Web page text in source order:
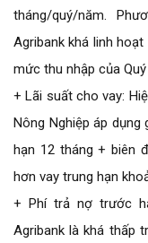
tháng/quý/năm.
Agribank khá linh
mức thu nhập của
+ Lãi suất cho vay:
Nông Nghiệp áp
hạn 12 tháng + biên
hơn vay trung hạn
+ Phí trả nợ trước
Agribank là khá thấp